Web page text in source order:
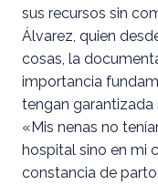
sus recursos sin
Álvarez, quien
cosas, la
importancia
tengan garantizada
«Mis nenas no
hospital sino en mi
constancia de